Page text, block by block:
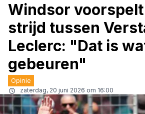
Windsor
strijd tussen
Leclerc: "Dat is
gebeuren"
Opinie
zaterdag, 20 juni 2026 om 16:00